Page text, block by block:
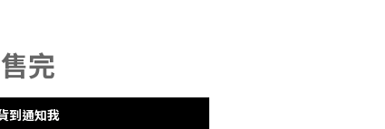
售完
到通知我